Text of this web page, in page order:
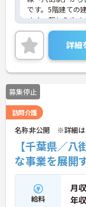
です。5階建ての
すく、親しみや
のある方は担当
い。
詳細
募集停止
訪問介護
名称非公開 ※詳細は
【千葉県／
な事業を展開
給料
月収
年収